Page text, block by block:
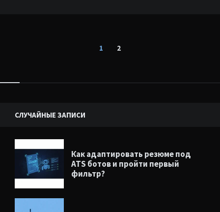
1 2
Виджеты
СЛУЧАЙНЫЕ ЗАПИСИ
Как адаптировать резюме под
ATS ботов и пройти первый
фильтр?